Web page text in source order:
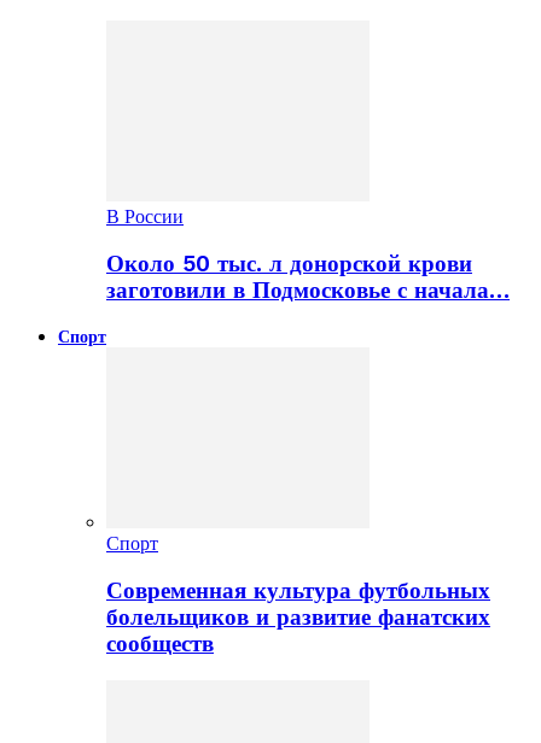
В России
Около 50 тыс. л донорской крови
заготовили в Подмосковье с начала…
Спорт
Спорт
Современная культура футбольных
болельщиков и развитие фанатских
сообществ